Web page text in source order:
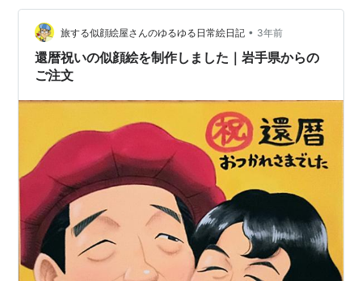
うっかり忘れていて期限切れにならないようにしなくて
は。 ラグジュアリーなホテルや老舗旅館が載っているペ
ージを見て、しばらく妄想旅行でもします。 （東北地方
に行ってみたいのですが、旅費は…
旅する似顔絵屋さんのゆるゆる日常絵日記 • 3年前
還暦祝いの似顔絵を制作しました｜岩手県からの
ご注文